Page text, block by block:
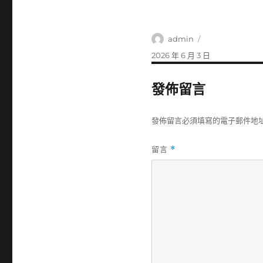
作
者
admin
發
佈
期:
2026 年 6 月 3 日
發佈留言
發佈留言必須填寫的電子郵件地
留言 *